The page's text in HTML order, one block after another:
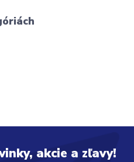
akcie a zľavy!